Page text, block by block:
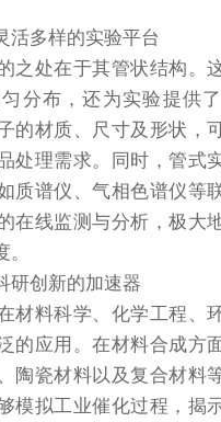
多样的实验平台
处在于其管状结构。
分布，还为实验提供
的材质、尺寸及形状，
处理需求。同时，管式
质谱仪、气相色谱仪等
在线监测与分析，极大
创新的加速器
料科学、化学工程、
的应用。在材料合成方
陶瓷材料以及复合材料
模拟工业催化过程，揭